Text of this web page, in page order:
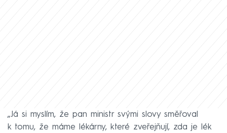
„Já si myslím, že pan ministr svými slovy směřoval
k tomu, že máme lékárny, které zveřejňují, zda je lék